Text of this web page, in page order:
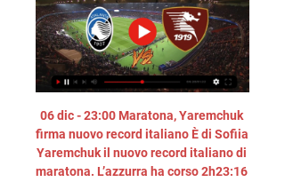
06 dic - 23:00 Maratona, Yaremchuk
firma nuovo record italiano È di Sofiia
Yaremchuk il nuovo record italiano di
maratona. L’azzurra ha corso 2h23:16